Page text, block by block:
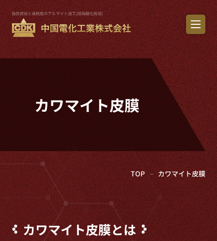
カワマイト皮膜
TOP カワマイト皮膜
カワマイト皮膜とは